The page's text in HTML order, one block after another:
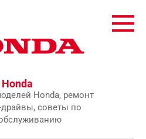
Honda, ремонт
драйвы, советы по